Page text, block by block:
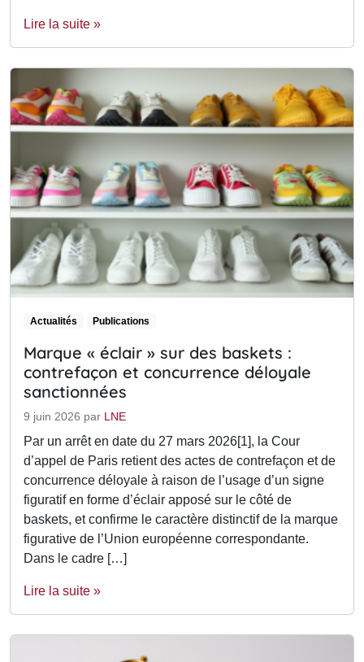
Lire la suite »
Actualités Publications
Marque « éclair » sur des baskets :
contrefaçon et concurrence déloyale
sanctionnées
9 juin 2026 par LNE
Par un arrêt en date du 27 mars 2026[1], la Cour
d’appel de Paris retient des actes de contrefaçon et de
concurrence déloyale à raison de l’usage d’un signe
figuratif en forme d’éclair apposé sur le côté de
baskets, et confirme le caractère distinctif de la marque
figurative de l’Union européenne correspondante.
Dans le cadre […]
Lire la suite »